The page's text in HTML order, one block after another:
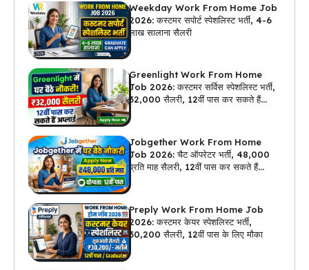
Weekday Work From Home Job
2026: कस्टमर सपोर्ट स्पेशलिस्ट भर्ती, 4-6
लाख सालाना सैलरी
Greenlight Work From Home
Job 2026: कस्टमर सर्विस स्पेशलिस्ट भर्ती,
₹32,000 सैलरी, 12वीं पास कर सकते हैं
Jobgether Work From Home
Job 2026: चैट ऑपरेटर भर्ती, ₹48,000
प्रति माह सैलरी, 12वीं पास कर सकते हैं
Preply Work From Home Job
2026: कस्टमर केयर स्पेशलिस्ट भर्ती,
₹30,200 सैलरी, 12वीं पास के लिए मौका